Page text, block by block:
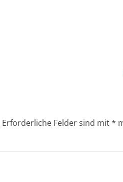
Erforderliche Felder sind mit*